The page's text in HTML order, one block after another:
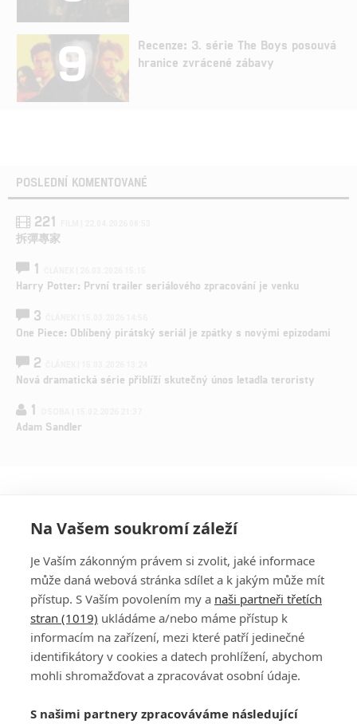
9
Recenze: 3. série The Boys posouvá
hranice zvrácené zábavy
POSLEDNÍ KOMENTOVANÉ
221
拆彈專家
1
Harry Potter: První trailer seriálového zpracování je venku
3
One Piece: Oblíbený pirátský seriál je zpátky s novými epizodami
2
Nová dramatická série přiblíží skutečný únos letadla teroristy
1
Adam Sandler
PŘIHLÁSIT
REGISTROVAT
DISKUZE
Šéfredaktorkou webu jePetr Slavík, e-mailserialy@fandimefilmu.cz
Na Vašem soukromí záleží
Je Vaším zákonným právem si zvolit, jaké informace
může daná webová stránka sdílet a k jakým může mít
přístup. S Vaším povolením my a naši partneři třetích
stran (1019) ukládáme a/nebo máme přístup k
informacím na zařízení, mezi které patří jedinečné
identifikátory v cookies a datech prohlížení, abychom
mohli shromažďovat a zpracovávat osobní údaje.
S našimi partnery zpracováváme následující